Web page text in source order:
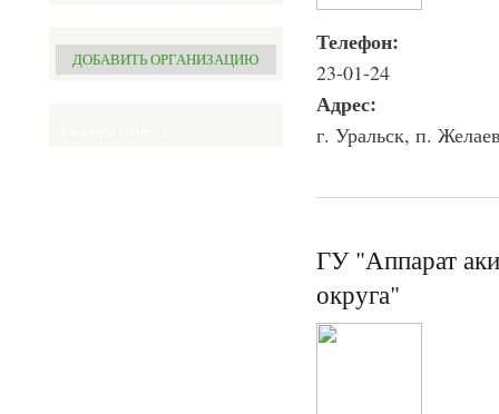
ДОБАВИТЬ ОРГАНИЗАЦИЮ
Телефон:
23-01-24
Адрес:
г. Уральск, п.
ГУ "Аппарат
округа"